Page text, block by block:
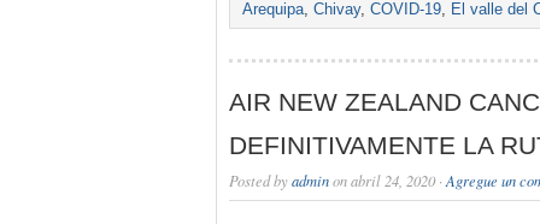
Arequipa, Chivay, COVID-19, El valle del
AIR NEW ZEALAND
DEFINITIVAMENTE LA
Posted byadminon abril 24, 2020 · Agregue un